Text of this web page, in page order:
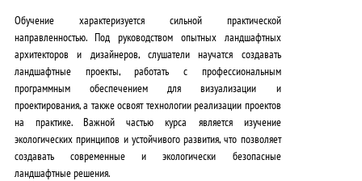
Обучение характеризуется сильной практической
направленностью. Под руководством опытных ландшафтных
архитекторов и дизайнеров, слушатели научатся создавать
ландшафтные проекты, работать с профессиональным
программным обеспечением для визуализации и
проектирования, а также освояттехнологии реализации проектов
на практике. Важной частью курса является изучение
экологических принципов и устойчивого развития, что позволяет
создавать современные и экологически безопасные
ландшафтные решения.